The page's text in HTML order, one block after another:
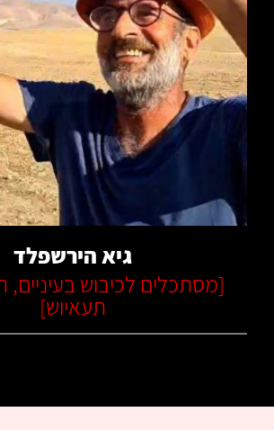
קרא עוד
גיא הירשפלד
[מסתכלים לכיבוש בעיניים,
תעאיוש]